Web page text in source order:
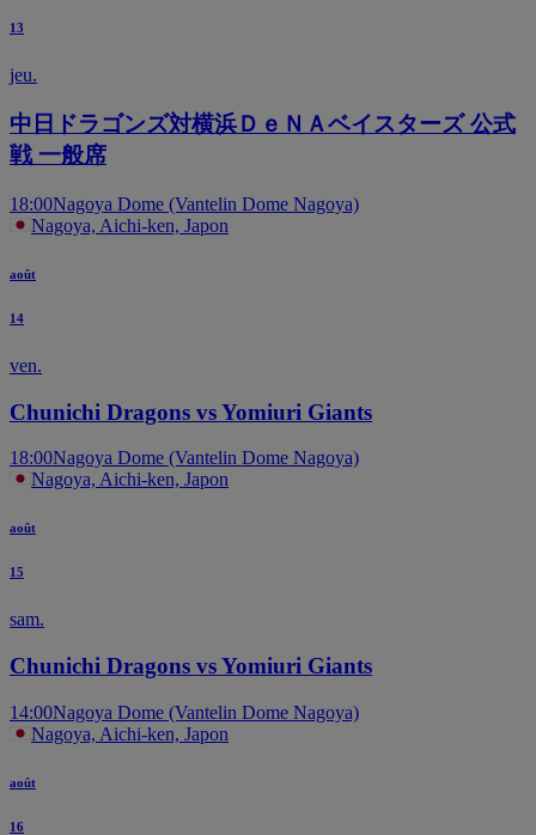
13
jeu.
中日ドラゴンズ対横浜ＤｅＮＡベイスターズ 公式
戦 一般席
18:00Nagoya Dome (Vantelin Dome Nagoya)
Nagoya, Aichi-ken, Japon
août
14
ven.
Chunichi Dragons vs Yomiuri Giants
18:00Nagoya Dome (Vantelin Dome Nagoya)
Nagoya, Aichi-ken, Japon
août
15
sam.
Chunichi Dragons vs Yomiuri Giants
14:00Nagoya Dome (Vantelin Dome Nagoya)
Nagoya, Aichi-ken, Japon
août
16